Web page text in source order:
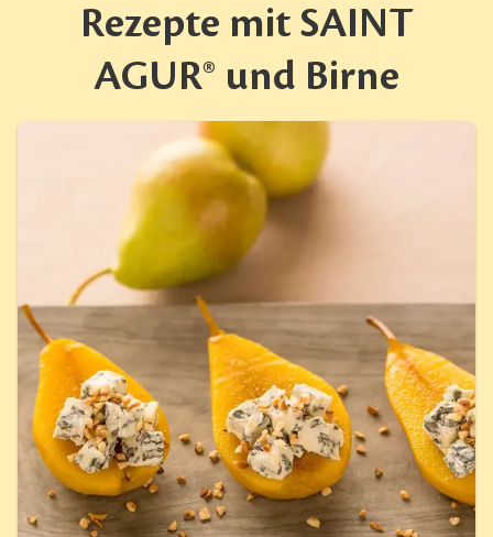
Rezepte mit SAINT
AGUR® und Birne